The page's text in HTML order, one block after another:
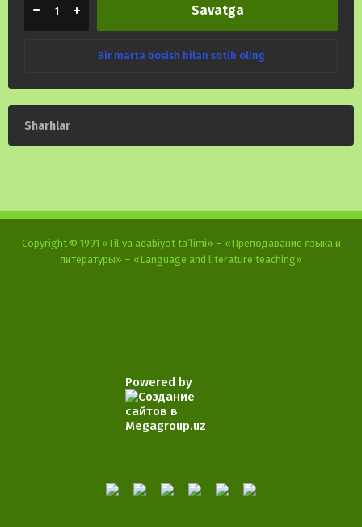
Savatga
Bir marta bosish bilan sotib oling
Sharhlar
Copyright © 1991 «Til va adabiyot ta’limi» – «Преподавание языка и
литературы» – «Language and literature teaching»
Powered by